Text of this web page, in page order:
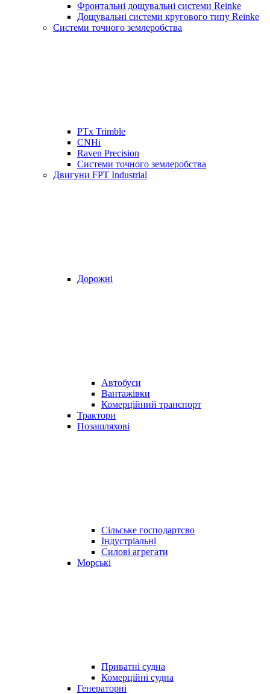
Фронтальні дощувальні системи Reinke
Дощувальні системи кругового типу Reinke
Системи точного землеробства
PTx Trimble
CNHi
Raven Precision
Системи точного землеробства
Двигуни FPT Industrial
Дорожні
Автобуси
Вантажівки
Комерційний транспорт
Трактори
Позашляхові
Сільське господартсво
Індустріальні
Силові агрегати
Морські
Приватні судна
Комерційні судна
Генераторні